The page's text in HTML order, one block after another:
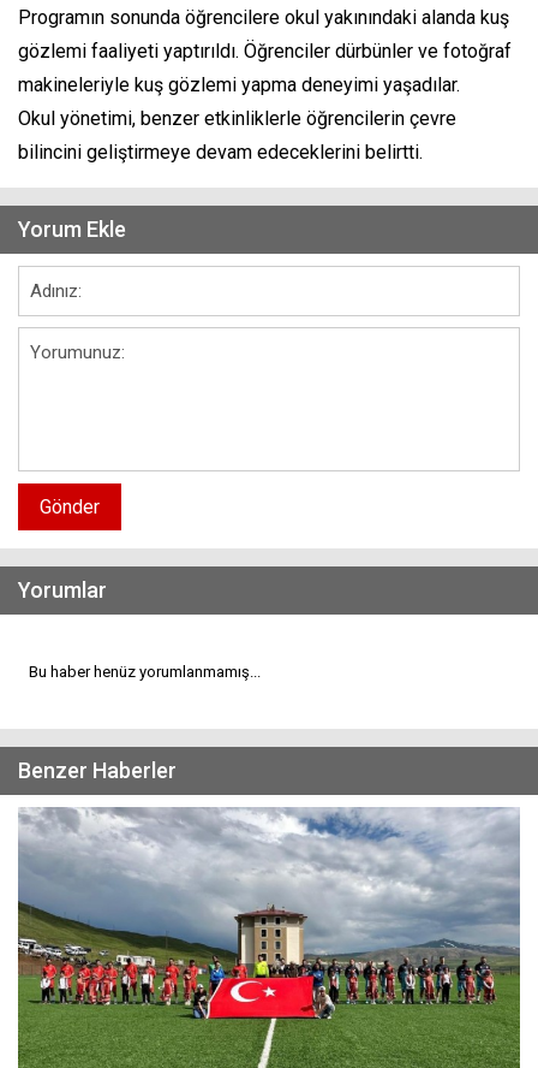
Programın sonunda öğrencilere okul yakınındaki alanda kuş
gözlemi faaliyeti yaptırıldı. Öğrenciler dürbünler ve fotoğraf
makineleriyle kuş gözlemi yapma deneyimi yaşadılar.
Okul yönetimi, benzer etkinliklerle öğrencilerin çevre
bilincini geliştirmeye devam edeceklerini belirtti.
Yorum Ekle
Gönder
Yorumlar
Bu haber henüz yorumlanmamış...
Benzer Haberler